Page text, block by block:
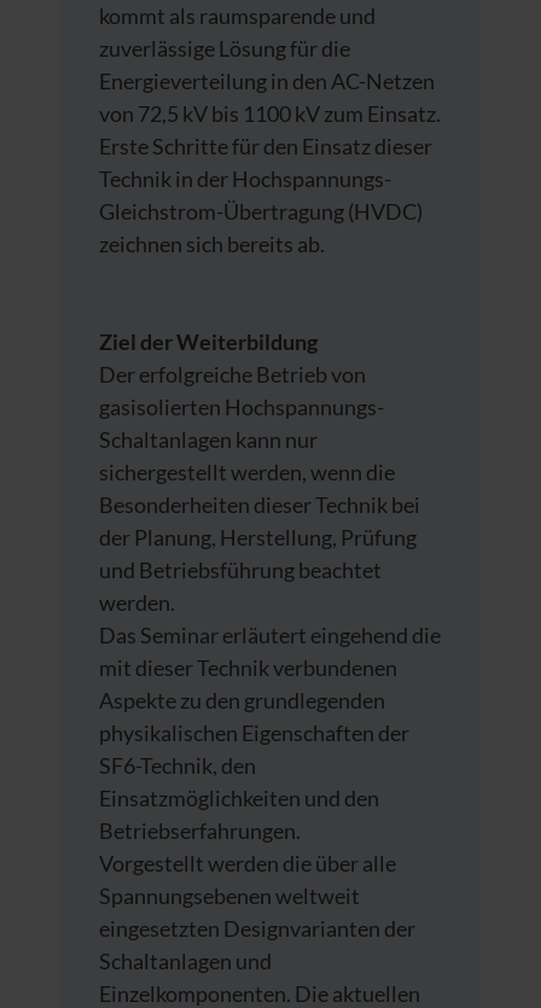
kommt als raumsparende und
zuverlässige Lösung für die
Energieverteilung in den AC-Netzen
von 72,5 kV bis 1100 kV zum Einsatz.
Erste Schritte für den Einsatz dieser
Technik in der Hochspannungs-
Gleichstrom-Übertragung (HVDC)
zeichnen sich bereits ab.
Ziel der Weiterbildung
Der erfolgreiche Betrieb von
gasisolierten Hochspannungs-
Schaltanlagen kann nur
sichergestellt werden, wenn die
Besonderheiten dieser Technik bei
der Planung, Herstellung, Prüfung
und Betriebsführung beachtet
werden.
Das Seminar erläutert eingehend die
mit dieser Technik verbundenen
Aspekte zu den grundlegenden
physikalischen Eigenschaften der
SF6-Technik, den
Einsatzmöglichkeiten und den
Betriebserfahrungen.
Vorgestellt werden die über alle
Spannungsebenen weltweit
eingesetzten Designvarianten der
Schaltanlagen und
Einzelkomponenten. Die aktuellen